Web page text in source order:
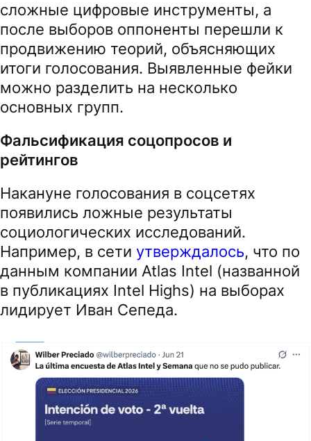
сложные цифровые инструменты, а
после выборов оппоненты перешли к
продвижению теорий, объясняющих
итоги голосования. Выявленные фейки
можно разделить на несколько
основных групп.
Фальсификация соцопросов и
рейтингов
Накануне голосования в соцсетях
появились ложные результаты
социологических исследований.
Например, в сети утверждалось, что по
данным компании Atlas Intel (названной
в публикациях Intel Highs) на выборах
лидирует Иван Сепеда.